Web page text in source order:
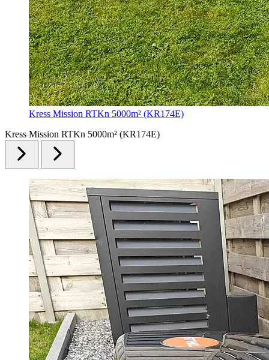
Kress Mission RTKn 5000m² (KR174E)
Kress Mission RTKn 5000m² (KR174E)